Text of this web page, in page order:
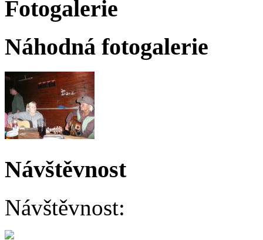
Fotogalerie
Náhodná fotogalerie
Návštěvnost
Návštěvnost: